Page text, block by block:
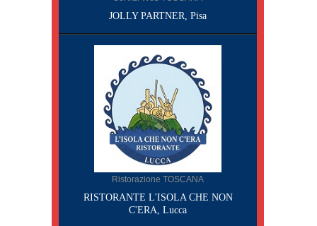
JOLLY PARTNER, Pisa
Ristorazione TOSCANA
RISTORANTE L'ISOLA CHE NON
C'ERA, Lucca